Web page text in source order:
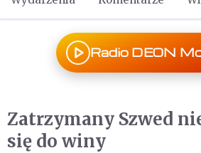
Radio DEON
Zatrzymany Szwed
się do winy